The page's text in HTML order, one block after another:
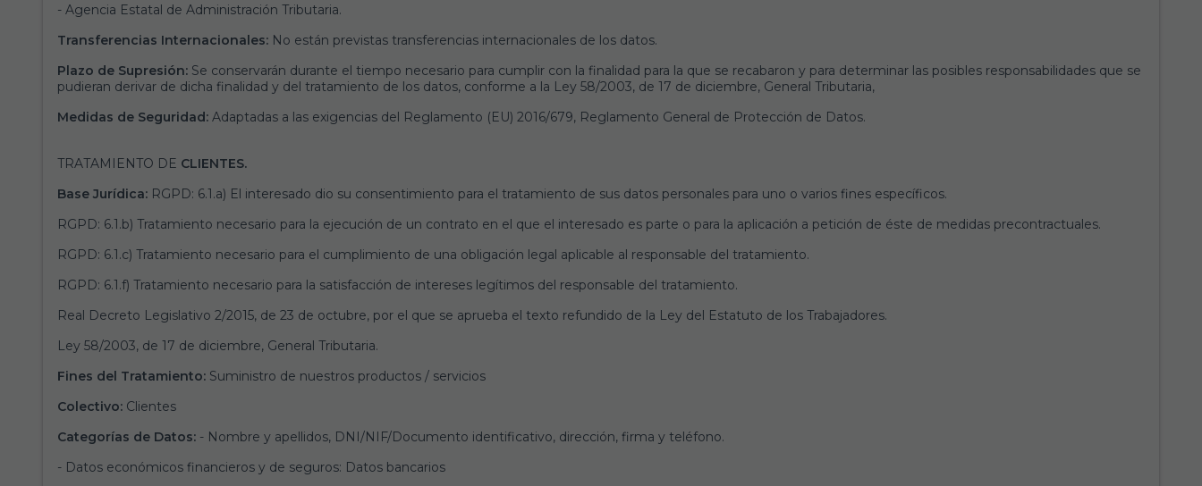
- Agencia Estatal de Administración Tributaria.
Transferencias Internacionales: No están previstas transferencias internacionales de los datos.
Plazo de Supresión: Se conservarán durante el tiempo necesario para cumplir con la finalidad para la que se recabaron y para determinar las posibles responsabilidades que se
pudieran derivar de dicha finalidad y del tratamiento de los datos, conforme a la Ley 58/2003, de 17 de diciembre, General Tributaria,
Medidas de Seguridad: Adaptadas a las exigencias del Reglamento (EU) 2016/679, Reglamento General de Protección de Datos.
TRATAMIENTO DE CLIENTES.
Base Jurídica: RGPD: 6.1.a) El interesado dio su consentimiento para el tratamiento de sus datos personales para uno o varios fines específicos.
RGPD: 6.1.b) Tratamiento necesario para la ejecución de un contrato en el que el interesado es parte o para la aplicación a petición de éste de medidas precontractuales.
RGPD: 6.1.c) Tratamiento necesario para el cumplimiento de una obligación legal aplicable al responsable del tratamiento.
RGPD: 6.1.f) Tratamiento necesario para la satisfacción de intereses legítimos del responsable del tratamiento.
Real Decreto Legislativo 2/2015, de 23 de octubre, por el que se aprueba el texto refundido de la Ley del Estatuto de los Trabajadores.
Ley 58/2003, de 17 de diciembre, General Tributaria.
Fines del Tratamiento: Suministro de nuestros productos / servicios
Colectivo: Clientes
Categorías de Datos: - Nombre y apellidos, DNI/NIF/Documento identificativo, dirección, firma y teléfono.
- Datos económicos financieros y de seguros: Datos bancarios